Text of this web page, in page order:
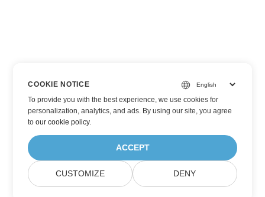
COOKIE NOTICE
To provide you with the best experience, we use cookies for
personalization, analytics, and ads. By using our site, you agree
toour cookie policy.
ACCEPT
CUSTOMIZE DENY